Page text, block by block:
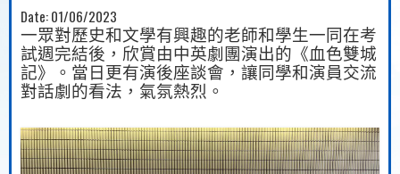
Date:01/06/2023
一眾對歷史和文學有興趣的老師和學生一同在考
試週完結後 ， 欣賞由中英劇團演出的《血色雙城
記》
。 當日更有演後座談會 ， 讓同學和演員交流
對話劇的看法 ， 氣氛熱烈 。